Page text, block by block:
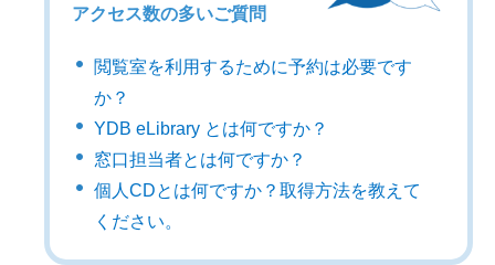
アクセス数の多いご質問
閲覧室を利用するために予約は必要です
か？
YDB eLibrary とは何ですか？
窓口担当者とは何ですか？
個人CDとは何ですか？取得方法を教えて
ください。